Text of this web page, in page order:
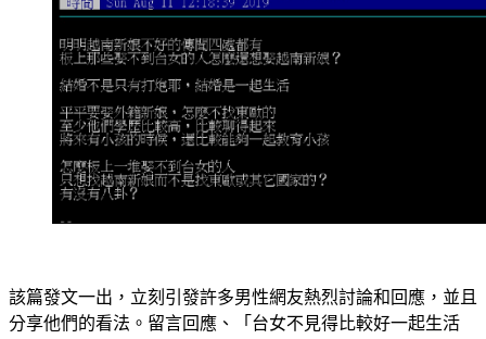
該篇發文一出，立刻引發許多男性網友熱烈討論和回應，並且
分享他們的看法。留言回應、「台女不見得比較好一起生活